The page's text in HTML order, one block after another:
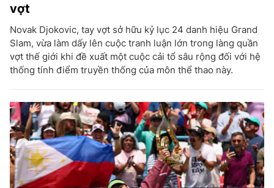
vợt
Novak Djokovic, tay vợt sở hữu kỷ lục 24 danh hiệu Grand
Slam, vừa làm dấy lên cuộc tranh luận lớn trong làng quần
vợt thế giới khi đề xuất một cuộc cải tổ sâu rộng đối với hệ
thống tính điểm truyền thống của môn thể thao này.